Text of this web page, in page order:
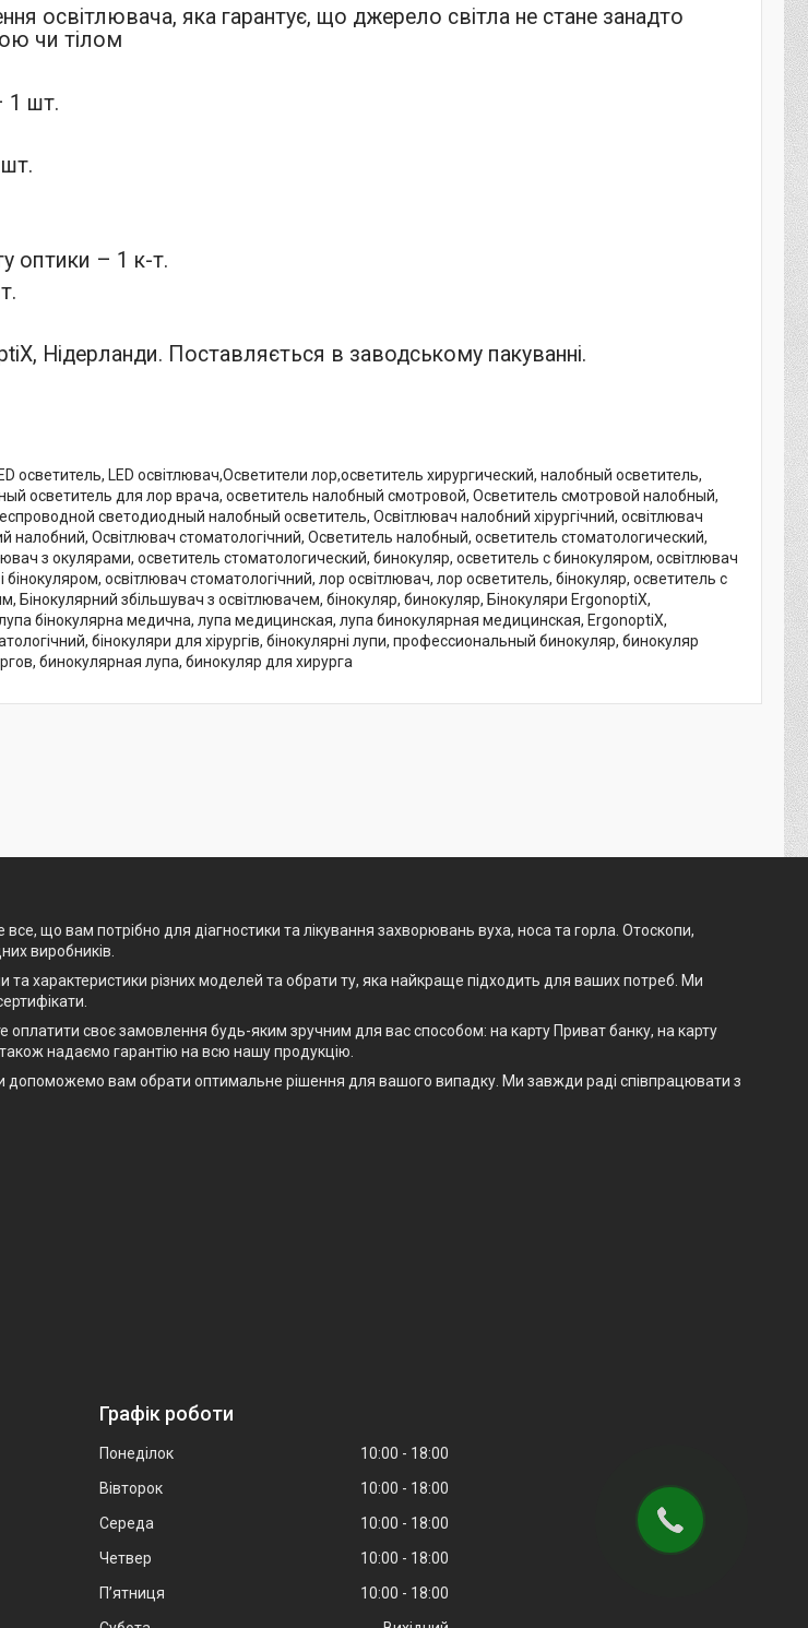
освітлювача, яка гарантує, що джерело світла не стане занадто
чи тілом
1 шт.
оптики – 1 к-т.
Нідерланди. Поставляється в заводському пакуванні.
осветитель, LED освітлювач,Осветители лор,осветитель хирургический, налобный осветитель,
осветитель для лор врача, осветитель налобный смотровой, Осветитель смотровой налобный,
светодиодный налобный осветитель, Освітлювач налобний хірургічний, освітлювач
налобний, Освітлювач стоматологічний, Осветитель налобный, осветитель стоматологический,
з окулярами, осветитель стоматологический, бинокуляр, осветитель с бинокуляром, освітлювач
освітлювач стоматологічний, лор освітлювач, лор осветитель, бінокуляр, осветитель с
Бінокулярний збільшувач з освітлювачем, бінокуляр, бинокуляр, Бінокуляри ErgonoptiX,
бінокулярна медична, лупа медицинская, лупа бинокулярная медицинская, ErgonoptiX,
бінокуляри для хірургів, бінокулярні лупи, профессиональный бинокуляр, бинокуляр
бинокулярная лупа, бинокуляр для хирурга
що вам потрібно для діагностики та лікування захворювань вуха, носа та горла. Отоскопи,
виробників.
характеристики різних моделей та обрати ту, яка найкраще підходить для ваших потреб. Ми
своє замовлення будь-яким зручним для вас способом: на карту Приват банку, на карту
надаємо гарантію на всю нашу продукцію.
допоможемо вам обрати оптимальне рішення для вашого випадку. Ми завжди раді співпрацювати з
Графік роботи
Понеділок 10:00
18:00
Вівторок
10:00
18:00
Середа
10:00
18:00
Четвер
10:00
18:00
Пʼятниця
10:00
18:00